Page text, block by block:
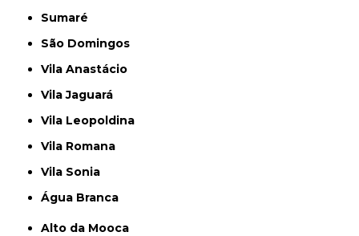
Sumaré
São Domingos
Vila Anastácio
Vila Jaguará
Vila Leopoldina
Vila Romana
Vila Sonia
Água Branca
Alto da Mooca